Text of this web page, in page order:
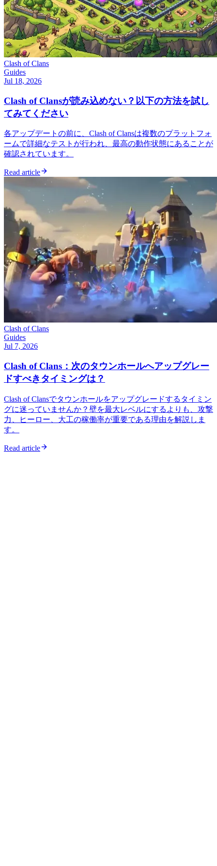
Clash of Clans
Guides
Jul 18, 2026
Clash of Clansが読み込めない？以下の方法を試し
てみてください
各アップデートの前に、Clash of Clansは複数のプラットフォ
ームで詳細なテストが行われ、最高の動作状態にあることが
確認されています。
Read article
Clash of Clans
Guides
Jul 7, 2026
Clash of Clans：次のタウンホールへアップグレー
ドすべきタイミングは？
Clash of Clansでタウンホールをアップグレードするタイミン
グに迷っていませんか？壁を最大レベルにするよりも、攻撃
力、ヒーロー、大工の稼働率が重要である理由を解説しま
す。
Read article